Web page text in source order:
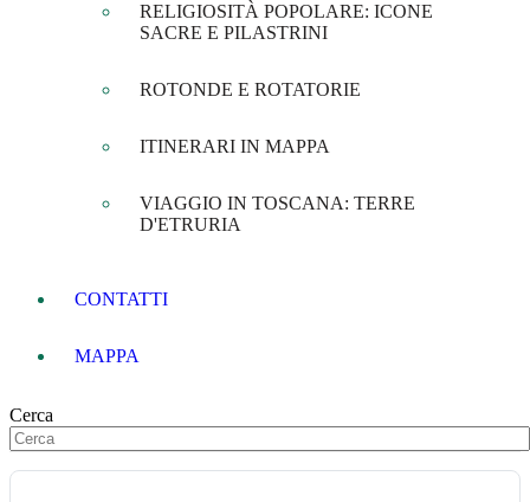
RELIGIOSITÀ POPOLARE: ICONE
SACRE E PILASTRINI
ROTONDE E ROTATORIE
ITINERARI IN MAPPA
VIAGGIO IN TOSCANA: TERRE
D'ETRURIA
CONTATTI
MAPPA
Cerca